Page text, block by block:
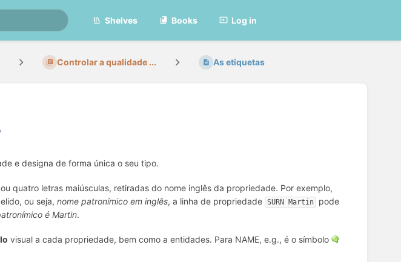
Shelves Books Log in
Controlar a qualidade ... As etiquetas
e designa de forma única o seu tipo.
quatro letras maiúsculas, retiradas do nome inglês da propriedade. Por exemplo,
ou seja, nome patronímico em inglês, a linha de propriedade SURN Martin
pode
é Martin.
visual a cada propriedade, bem como a entidades. Para NAME, e.g., é o símbolo